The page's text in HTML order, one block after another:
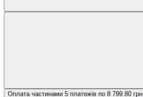
Оплата частинами 5 платежів по 8 799.80 грн